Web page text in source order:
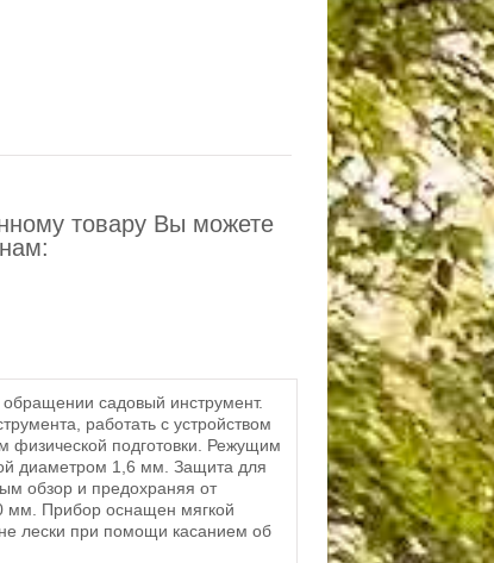
товару Вы можете
садовый инструмент.
работать с устройством
физической подготовки. Режущим
диаметром 1,6 мм. Защита для
обзор и предохраняя от
мм. Прибор оснащен мягкой
лески при помощи касанием об